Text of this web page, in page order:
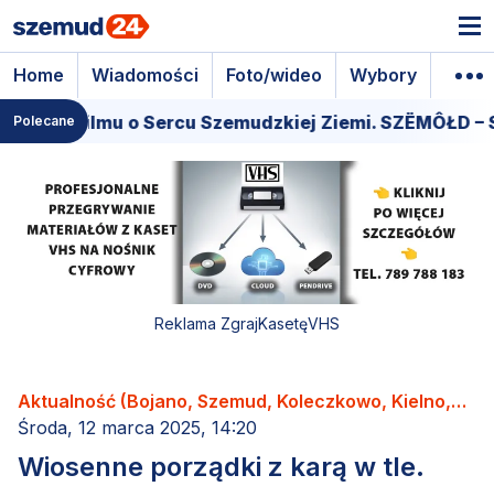
Home Wiadomości Foto/wideo Wybory
Polecane
filmu o Sercu Szemudzkiej Ziemi. SZËMÔŁD –
Reklama ZgrajKasetęVHS
Aktualność (Bojano, Szemud, Koleczkowo, Kielno,
Łebno, Dobrzewino, Donimierz, Kamień, Będargowo,
Grabowiec, Częstkowo, Głazica, Jeleńska Huta,
Karczemki, Kieleńska Huta, Kowalewo, Leśno,
Środa, 12 marca 2025, 14:20
Wiosenne porządki z karą w tle.